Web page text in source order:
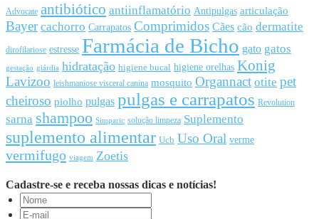
Advocate antibiótico antiinflamatório Antipulgas articulação
Bayer cachorro Carrapatos Comprimidos Cães cão dermatite
dirofilariose estresse Farmácia de Bicho gato gatos
gestação giárdia hidratação higiene bucal higiene orelhas Konig
Lavizoo leishmaniose visceral canina mosquito Organnact otite pet
cheiroso piolho pulgas pulgas e carrapatos Revolution
sarna shampoo Simparic solução limpeza Suplemento
suplemento alimentar Ucb Uso Oral verme
vermifugo viagem Zoetis
Cadastre-se e receba nossas dicas e notícias!